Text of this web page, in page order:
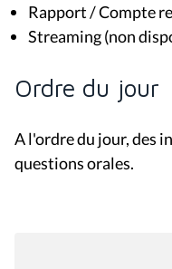
Rapport / Compte
Streaming (non
Ordre du jour
A l'ordre du jour, des
questions orales.